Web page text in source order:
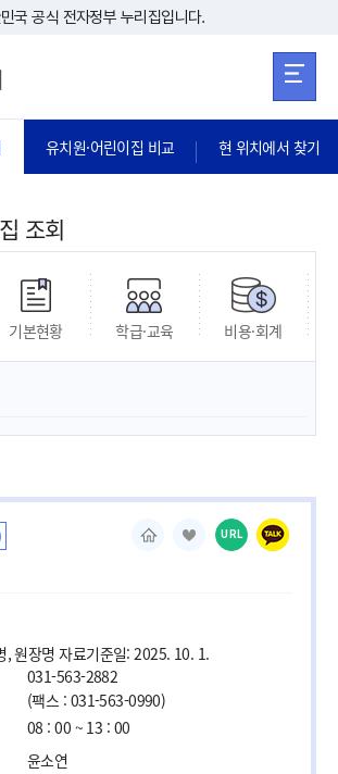
본문 바로가기
국 공식 전자정부 누리집입니다.
유치원·어린이집 비교 현 위치에서 찾기
조회
기본현황 학급·교육 비용·회계
URL
, 원장명 자료기준일: 2025. 10. 1.
031-563-2882
(팩스 : 031-563-0990)
08 : 00 ~ 13 : 00
윤소연